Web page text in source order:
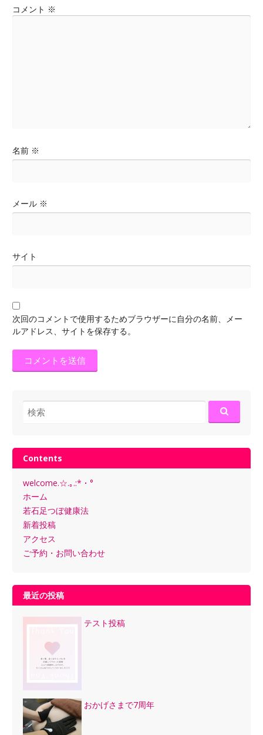
ョ
ン
コメント ※
名前 ※
メール ※
サイト
次回のコメントで使用するためブラウザーに自分の名前、メー
ルアドレス、サイトを保存する。
検
索:
Contents
welcome.☆.｡.:*・°
ホーム
若石足つぼ健康法
新着投稿
アクセス
ご予約・お問い合わせ
最近の投稿
テスト投稿
おかげさまで7周年